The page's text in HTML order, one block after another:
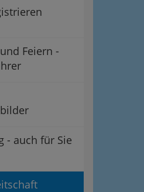
Feiern -
- auch für Sie